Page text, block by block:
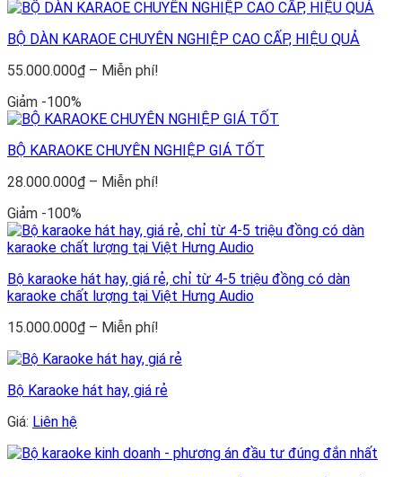
49.000.000₫
đến
Miễn
BỘ DÀN KARAOE CHUYÊN NGHIỆP CAO CẤP, HIỆU QUẢ
55.000.000₫ – Miễn phí!
55.000.000₫
Miễn
Giảm -100%
BỘ KARAOKE CHUYÊN NGHIỆP GIÁ TỐT
28.000.000₫ – Miễn phí!
28.000.000₫
đến
phí!
Giảm -100%
Bộ karaoke hát hay, giá rẻ, chỉ từ 4-5 triệu đồng có dàn
karaoke chất lượng tại Việt Hưng Audio
15.000.000₫ – Miễn phí!
từ
đến
Bộ Karaoke hát hay, giá rẻ
Giá: Liên hệ